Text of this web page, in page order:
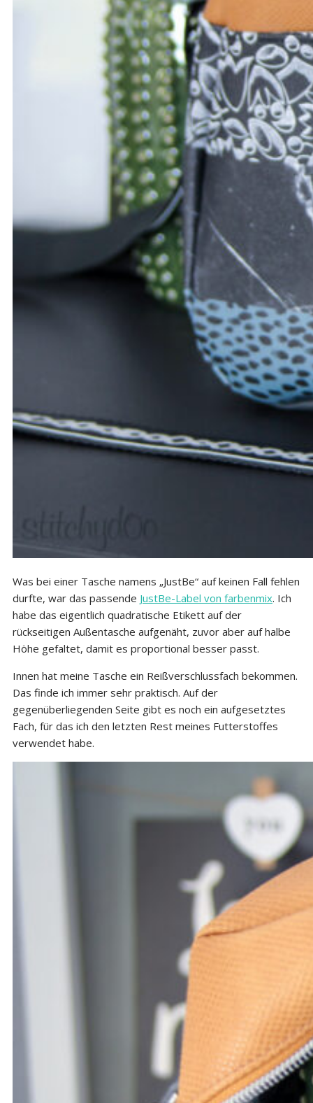
Was bei einer Tasche namens „JustBe“ auf keinen Fall fehlen
durfte, war das passende JustBe-Label von farbenmix. Ich
habe das eigentlich quadratische Etikett auf der
rückseitigen Außentasche aufgenäht, zuvor aber auf halbe
Höhe gefaltet, damit es proportional besser passt.
Innen hat meine Tasche ein Reißverschlussfach bekommen.
Das finde ich immer sehr praktisch. Auf der
gegenüberliegenden Seite gibt es noch ein aufgesetztes
Fach, für das ich den letzten Rest meines Futterstoffes
verwendet habe.